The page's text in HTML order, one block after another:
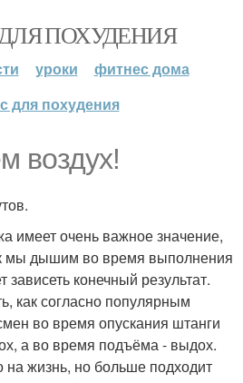
ПОХУДЕНИЯ
уроки
фитнес дома
для похудения
воздух!
имеет очень важное значение,
мы дышим во время выполнения
зависеть конечный результат.
как согласно популярным
во время опускания штанги
а во время подъёма - выдох.
на жизнь, но больше подходит